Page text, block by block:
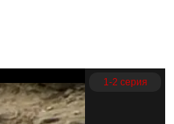
1-2 серия